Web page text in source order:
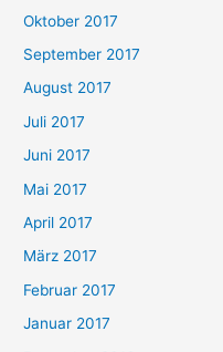
Oktober 2017
September 2017
August 2017
Juli 2017
Juni 2017
Mai 2017
April 2017
März 2017
Februar 2017
Januar 2017